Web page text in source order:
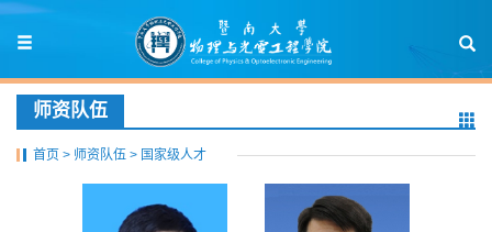
师资队伍
首页 > 师资队伍 > 国家级人才